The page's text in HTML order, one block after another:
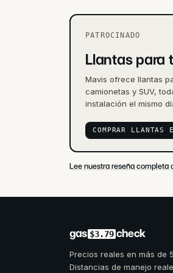
PATROCINADO
Llantas para
Mavis ofrece llantas
camionetas y SUV,
instalación el mismo
COMPRAR LLANTAS
Lee nuestra reseña completa
gas $3.79 check
Precios reales en más de
Distancias de manejo